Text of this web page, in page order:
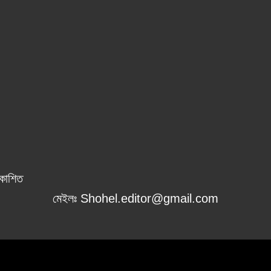
মেইলঃ Shohel.editor@gmail.com